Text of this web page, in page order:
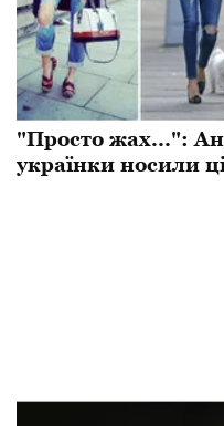
"Просто жах...":
українки носили